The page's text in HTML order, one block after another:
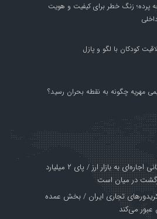
پرده؛ زنگ خطر برای کیفیت و هویت
کودکان با لگو و پازل
مهریه چگونه به نقطه بحران رسید؟
شوک کارت‌های بازرگانی اجاره‌ای به بازار ارز / پای ۲ میلیارد
در میان است
تجاری ایران / بخش عمده
می‌کند